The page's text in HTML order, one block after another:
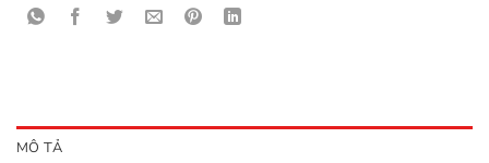
MÔ TẢ